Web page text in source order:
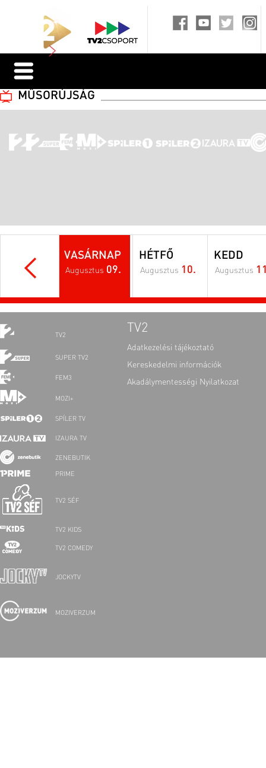
MŰSORÚJSÁG
VASÁRNAP
Augusztus 09.
HÉTFŐ
Augusztus 10.
KEDD
Augusztus
TV2
SUPER TV2
FEM3
MOZI+
SPÍLER TV
IZAURA TV
ZENEBUTIK
PRIME
TV2 SÉF
TV2 KIDS
TV2 COMEDY
JOCKYTV
MOZIVERZUM
TV2
Adatkezelési tájékoztató
Kereskedelmi információk
Akadálymentességi Nyilatkozat